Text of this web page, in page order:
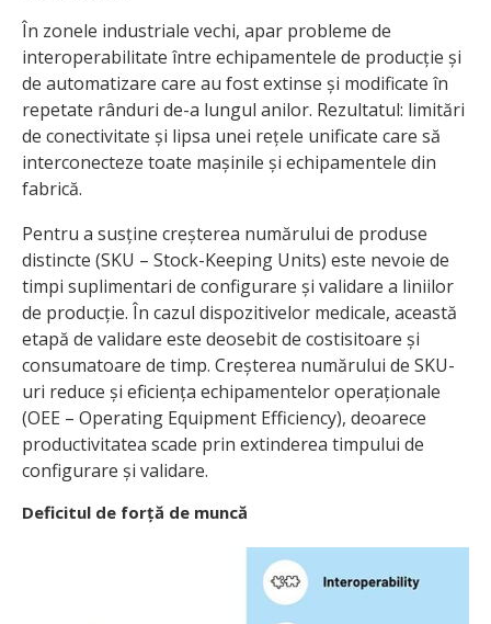
În zonele industriale vechi, apar probleme de
interoperabilitate între echipamentele de producție și
de automatizare care au fost extinse și modificate în
repetate rânduri de-a lungul anilor. Rezultatul: limitări
de conectivitate și lipsa unei rețele unificate care să
interconecteze toate mașinile și echipamentele din
fabrică.
Pentru a susține creșterea numărului de produse
distincte (SKU – Stock-Keeping Units) este nevoie de
timpi suplimentari de configurare și validare a liniilor
de producție. În cazul dispozitivelor medicale, această
etapă de validare este deosebit de costisitoare și
consumatoare de timp. Creșterea numărului de SKU-
uri reduce și eficiența echipamentelor operaționale
(OEE – Operating Equipment Efficiency), deoarece
productivitatea scade prin extinderea timpului de
configurare și validare.
Deficitul de forță de muncă